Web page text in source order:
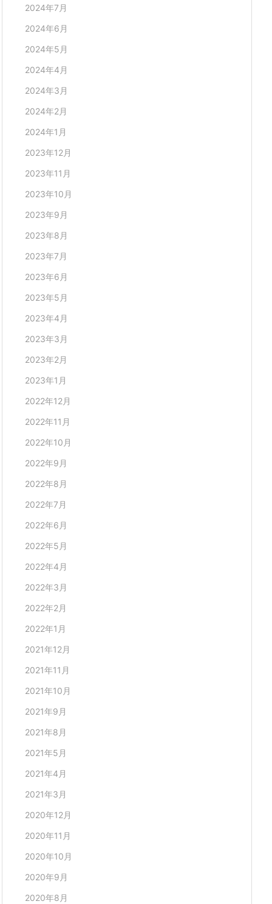
2024年7月
2024年6月
2024年5月
2024年4月
2024年3月
2024年2月
2024年1月
2023年12月
2023年11月
2023年10月
2023年9月
2023年8月
2023年7月
2023年6月
2023年5月
2023年4月
2023年3月
2023年2月
2023年1月
2022年12月
2022年11月
2022年10月
2022年9月
2022年8月
2022年7月
2022年6月
2022年5月
2022年4月
2022年3月
2022年2月
2022年1月
2021年12月
2021年11月
2021年10月
2021年9月
2021年8月
2021年5月
2021年4月
2021年3月
2020年12月
2020年11月
2020年10月
2020年9月
2020年8月